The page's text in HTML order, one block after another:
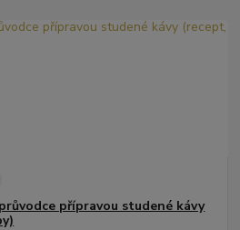
přípravou studené kávy